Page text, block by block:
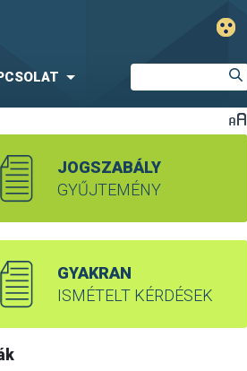
JOGSZABÁLY
GYŰJTEMÉNY
GYAKRAN
ISMÉTELT KÉRDÉSEK